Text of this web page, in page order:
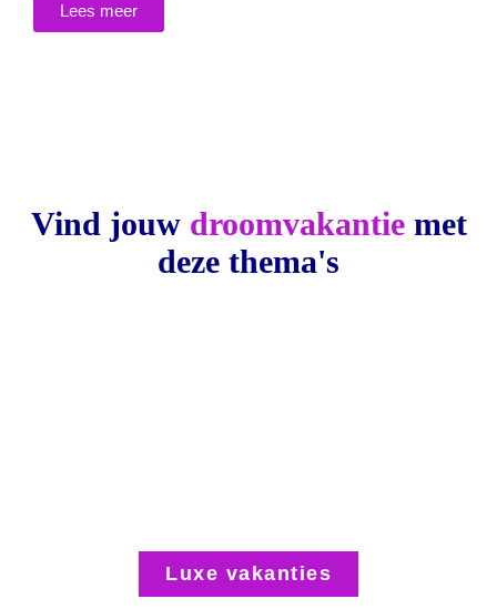
Lees meer
Vind jouw droomvakantiemet
deze thema's
Luxe vakanties